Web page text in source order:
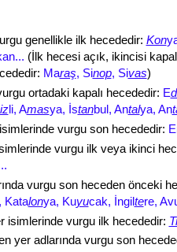
genellikle ilk hecededir: Kon
(İlk hecesi açık, ikincisi
Maraş, Sinop, Sivas)
ortadaki kapalı hecededir: E
li, Amasya, İstanbul, Antalya, An
vurgu son hecededir:
vurgu ilk veya ikinci
vurgu son heceden önceki
Katalonya, Kuyucak, İngiltere,
isimlerinde vurgu ilk hecededir:
yer adlarında vurgu son